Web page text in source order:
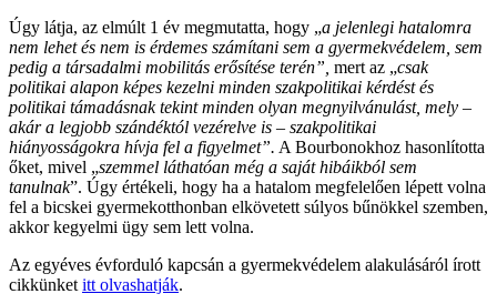
Úgy látja, az elmúlt 1 év megmutatta, hogy „a jelenlegi hatalomra
nem lehet és nem is érdemes számítani sem a gyermekvédelem, sem
pedig a társadalmi mobilitás erősítése terén”, mert az „csak
politikai alapon képes kezelni minden szakpolitikai kérdést és
politikai támadásnak tekint minden olyan megnyilvánulást, mely –
akár a legjobb szándéktól vezérelve is – szakpolitikai
hiányosságokra hívja fel a figyelmet”. A Bourbonokhoz hasonlította
őket, mivel „szemmel láthatóan még a saját hibáikból sem
tanulnak”. Úgy értékeli, hogy ha a hatalom megfelelően lépett volna
fel a bicskei gyermekotthonban elkövetett súlyos bűnökkel szemben,
akkor kegyelmi ügy sem lett volna.
Az egyéves évforduló kapcsán a gyermekvédelem alakulásáról írott
cikkünket itt olvashatják.